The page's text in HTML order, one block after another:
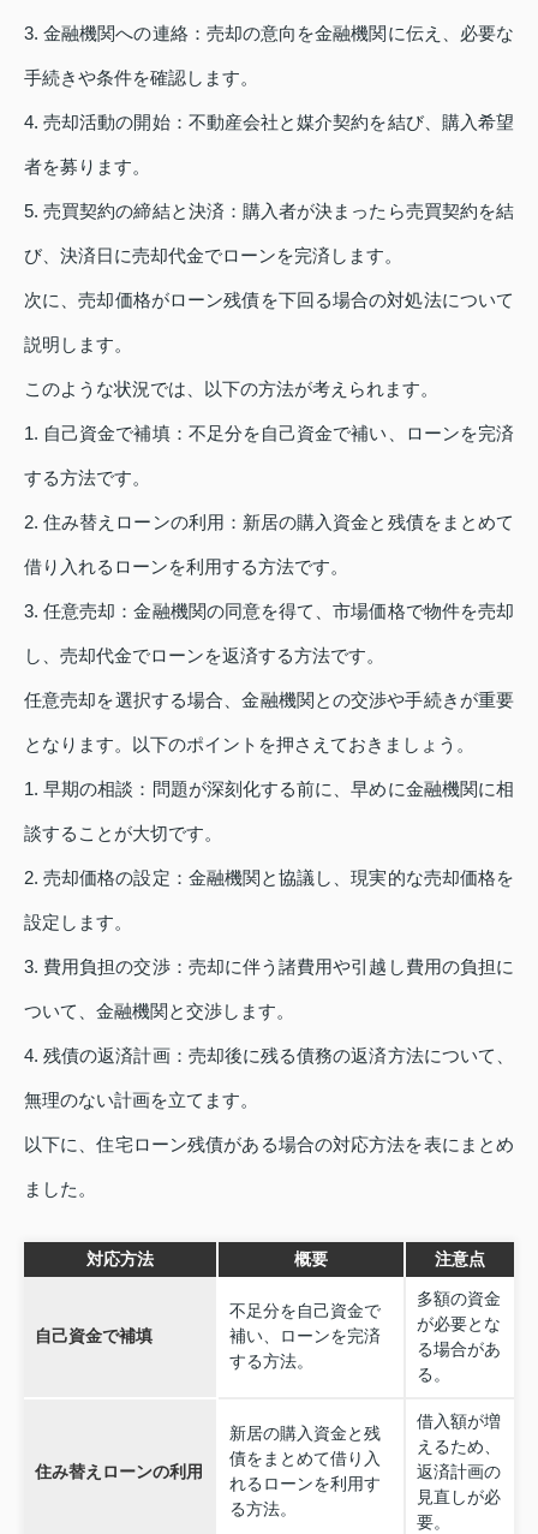
3. 金融機関への連絡：売却の意向を金融機関に伝え、必要な
手続きや条件を確認します。
4. 売却活動の開始：不動産会社と媒介契約を結び、購入希望
者を募ります。
5. 売買契約の締結と決済：購入者が決まったら売買契約を結
び、決済日に売却代金でローンを完済します。
次に、売却価格がローン残債を下回る場合の対処法について
説明します。
このような状況では、以下の方法が考えられます。
1. 自己資金で補填：不足分を自己資金で補い、ローンを完済
する方法です。
2. 住み替えローンの利用：新居の購入資金と残債をまとめて
借り入れるローンを利用する方法です。
3. 任意売却：金融機関の同意を得て、市場価格で物件を売却
し、売却代金でローンを返済する方法です。
任意売却を選択する場合、金融機関との交渉や手続きが重要
となります。以下のポイントを押さえておきましょう。
1. 早期の相談：問題が深刻化する前に、早めに金融機関に相
談することが大切です。
2. 売却価格の設定：金融機関と協議し、現実的な売却価格を
設定します。
3. 費用負担の交渉：売却に伴う諸費用や引越し費用の負担に
ついて、金融機関と交渉します。
4. 残債の返済計画：売却後に残る債務の返済方法について、
無理のない計画を立てます。
以下に、住宅ローン残債がある場合の対応方法を表にまとめ
ました。
対応方法 概要 注意点
自己資金で補填
不足分を自己資金で
補い、ローンを完済
する方法。
多額の資金
が必要とな
る場合があ
る。
住み替えローンの利用
新居の購入資金と残
債をまとめて借り入
れるローンを利用す
る方法。
借入額が増
えるため、
返済計画の
見直しが必
要。